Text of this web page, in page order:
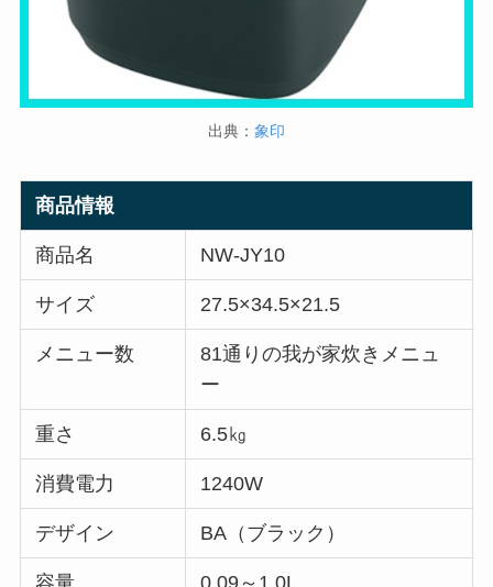
出典： 象印
商品情報
商品名 NW-JY10
サイズ 27.5×34.5×21.5
メニュー数
81通りの我が家炊きメニュ
ー
重さ 6.5㎏
消費電力 1240W
デザイン BA（ブラック）